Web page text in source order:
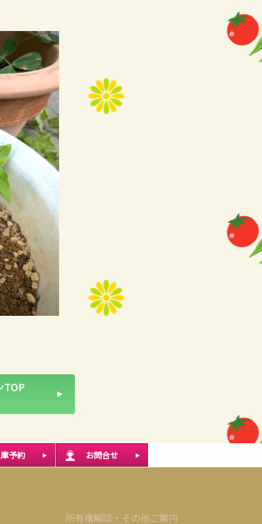
TOP
予約 お問合せ
所有権解除・その他ご案内